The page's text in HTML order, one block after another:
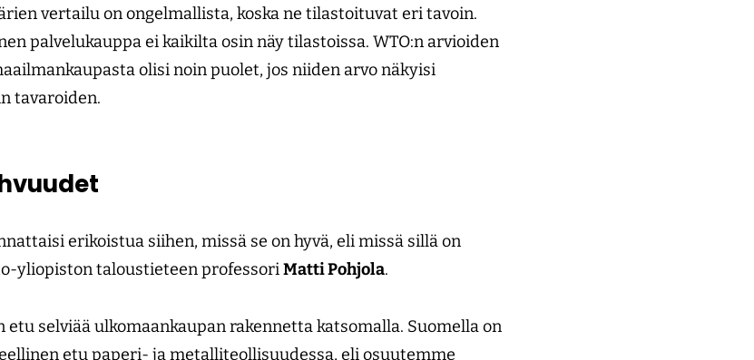
vertailu on ongelmallista, koska ne tilastoituvat eri tavoin.
palvelukauppa ei kaikilta osin näy tilastoissa. WTO:n arvioiden
olisi noin puolet, jos niiden arvo näkyisi
tavaroiden.
erikoistua siihen, missä se on hyvä, eli missä sillä on
yliopiston taloustieteen professoriMatti Pohjola.
selviää ulkomaankaupan rakennetta katsomalla. Suomella on
etu paperi- ja metalliteollisuudessa, eli osuutemme